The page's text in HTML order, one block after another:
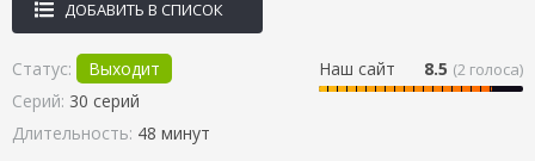
ДОБАВИТЬ В СПИСОК
Наш сайт 8.5 (2 голоса)
Статус:
Выходит
Серий: 30 серий
Длительность: 48 минут